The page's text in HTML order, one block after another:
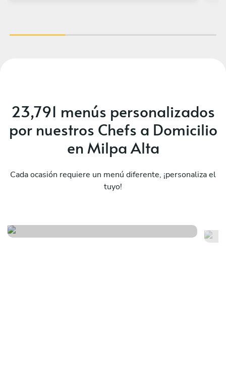
23,791 menús personalizados
por nuestros Chefs a Domicilio
en Milpa Alta
Cada ocasión requiere un menú diferente, ¡personaliza el
tuyo!